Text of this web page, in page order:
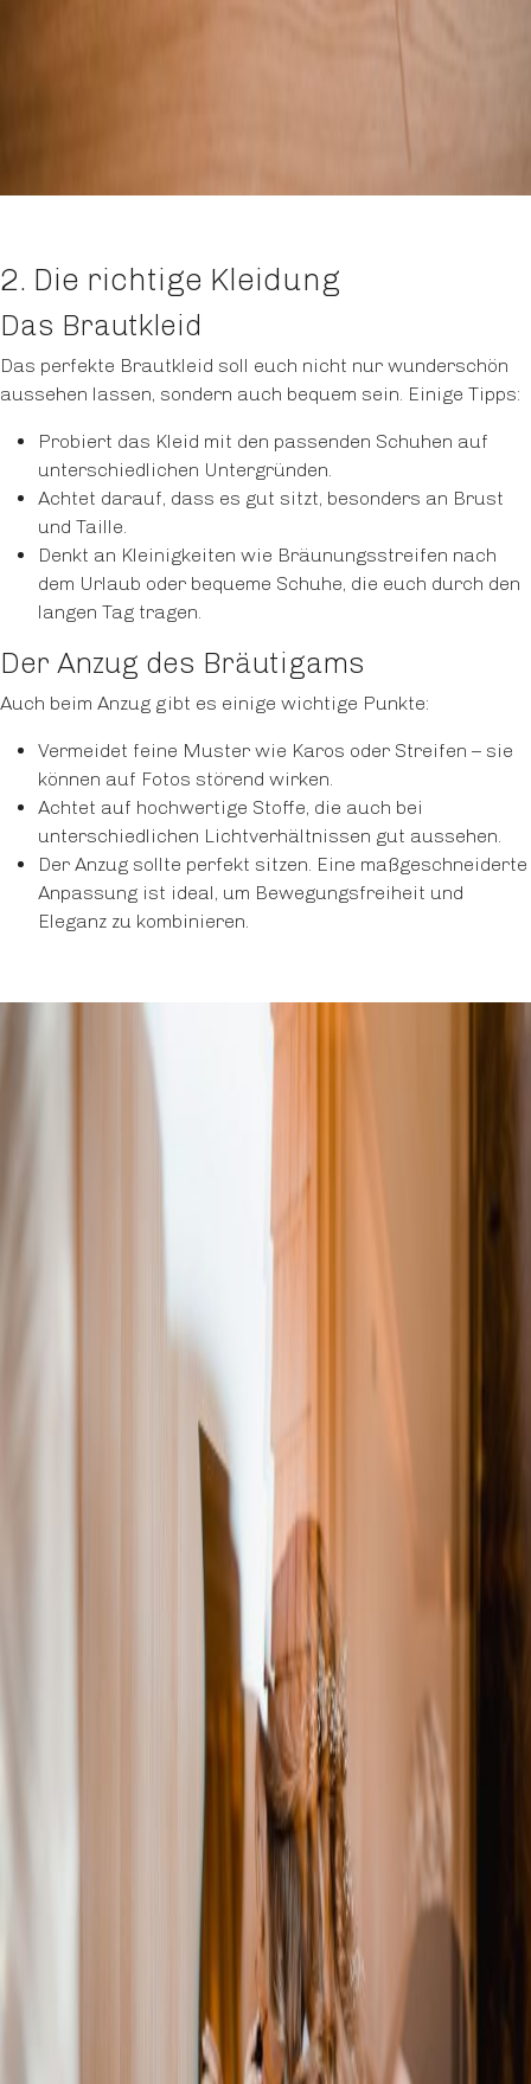
2. Die richtige Kleidung
Das Brautkleid
Das perfekte Brautkleid soll euch nicht nur wunderschön
aussehen lassen, sondern auch bequem sein. Einige Tipps:
Probiert das Kleid mit den passenden Schuhen auf
unterschiedlichen Untergründen.
Achtet darauf, dass es gut sitzt, besonders an Brust
und Taille.
Denkt an Kleinigkeiten wie Bräunungsstreifen nach
dem Urlaub oder bequeme Schuhe, die euch durch den
langen Tag tragen.
Der Anzug des Bräutigams
Auch beim Anzug gibt es einige wichtige Punkte:
Vermeidet feine Muster wie Karos oder Streifen – sie
können auf Fotos störend wirken.
Achtet auf hochwertige Stoffe, die auch bei
unterschiedlichen Lichtverhältnissen gut aussehen.
Der Anzug sollte perfekt sitzen. Eine maßgeschneiderte
Anpassung ist ideal, um Bewegungsfreiheit und
Eleganz zu kombinieren.